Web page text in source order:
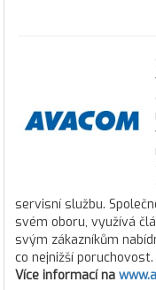
servisní službu.
svém oboru, využívá
svým zákazníkům
co nejnižší poruchovost.
Více informací na